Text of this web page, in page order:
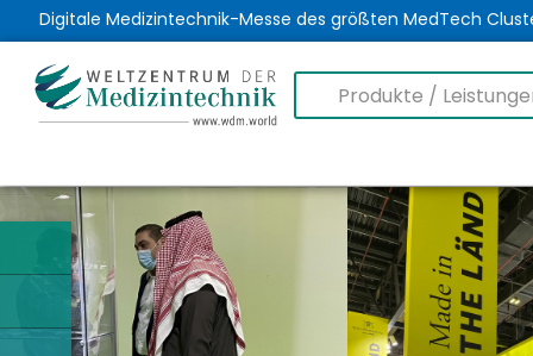
Digitale Medizintechnik-Messe des größten MedTech